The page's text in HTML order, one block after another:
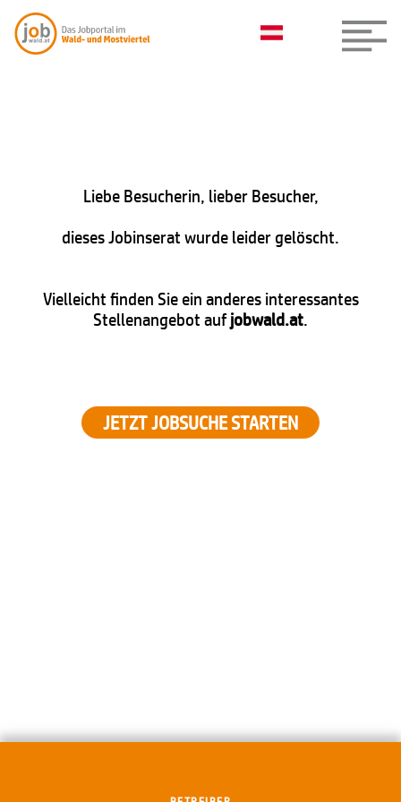
Liebe Besucherin, lieber Besucher,
dieses Jobinserat wurde leider gelöscht.
Vielleicht finden Sie ein anderes interessantes
Stellenangebot aufjobwald.at.
JETZT JOBSUCHE STARTEN